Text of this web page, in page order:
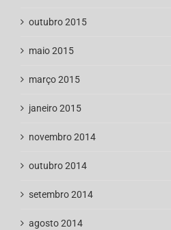
outubro 2015
maio 2015
março 2015
janeiro 2015
novembro 2014
outubro 2014
setembro 2014
agosto 2014